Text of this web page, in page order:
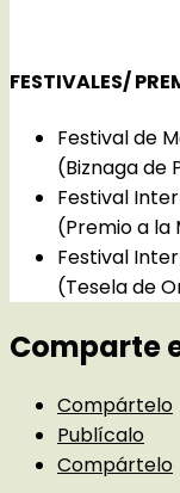
FESTIVALES/
Festival de
(Biznaga de
Festival
(Premio a la
Festival
(Tesela de
Comparte
Compártelo
Publícalo
Compártelo